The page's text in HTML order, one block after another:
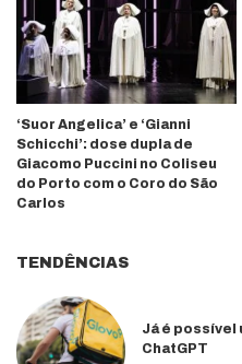
‘Suor Angelica’ e ‘Gianni
Schicchi’: dose dupla de
Giacomo Puccini no Coliseu
do Porto com o Coro do São
Carlos
TENDÊNCIAS
Já é possível
ChatGPT